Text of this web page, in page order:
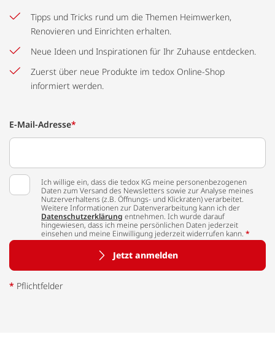
Tipps und Tricks rund um die Themen Heimwerken,
Renovieren und Einrichten erhalten.
Neue Ideen und Inspirationen für Ihr Zuhause entdecken.
Zuerst über neue Produkte im tedox Online-Shop
informiert werden.
E-Mail-Adresse*
Ich willige ein, dass die tedox KG meine personenbezogenen
Daten zum Versand des Newsletters sowie zur Analyse meines
Nutzerverhaltens (z.B. Öffnungs- und Klickraten) verarbeitet.
Weitere Informationen zur Datenverarbeitung kann ich der
Datenschutzerklärung entnehmen. Ich wurde darauf
hingewiesen, dass ich meine persönlichen Daten jederzeit
einsehen und meine Einwilligung jederzeit widerrufen kann. *
Jetzt anmelden
* Pflichtfelder